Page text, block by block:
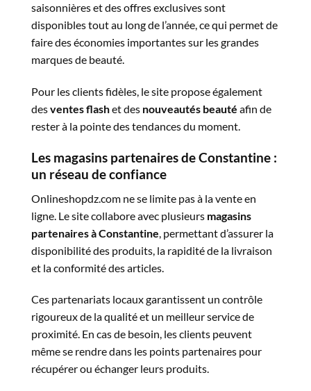
saisonnières et des offres exclusives sont
disponibles tout au long de l’année, ce qui permet de
faire des économies importantes sur les grandes
marques de beauté.
Pour les clients fidèles, le site propose également
desventes flashet des nouveautés beauté afin de
rester à la pointe des tendances du moment.
Les magasins partenaires de Constantine :
un réseau de confiance
Onlineshopdz.com ne se limite pas à la vente en
ligne. Le site collabore avec plusieurs magasins
partenaires à Constantine , permettant d’assurer la
disponibilité des produits, la rapidité de la livraison
et la conformité des articles.
Ces partenariats locaux garantissent un contrôle
rigoureux de la qualité et un meilleur service de
proximité. En cas de besoin, les clients peuvent
même se rendre dans les points partenaires pour
récupérer ou échanger leurs produits.